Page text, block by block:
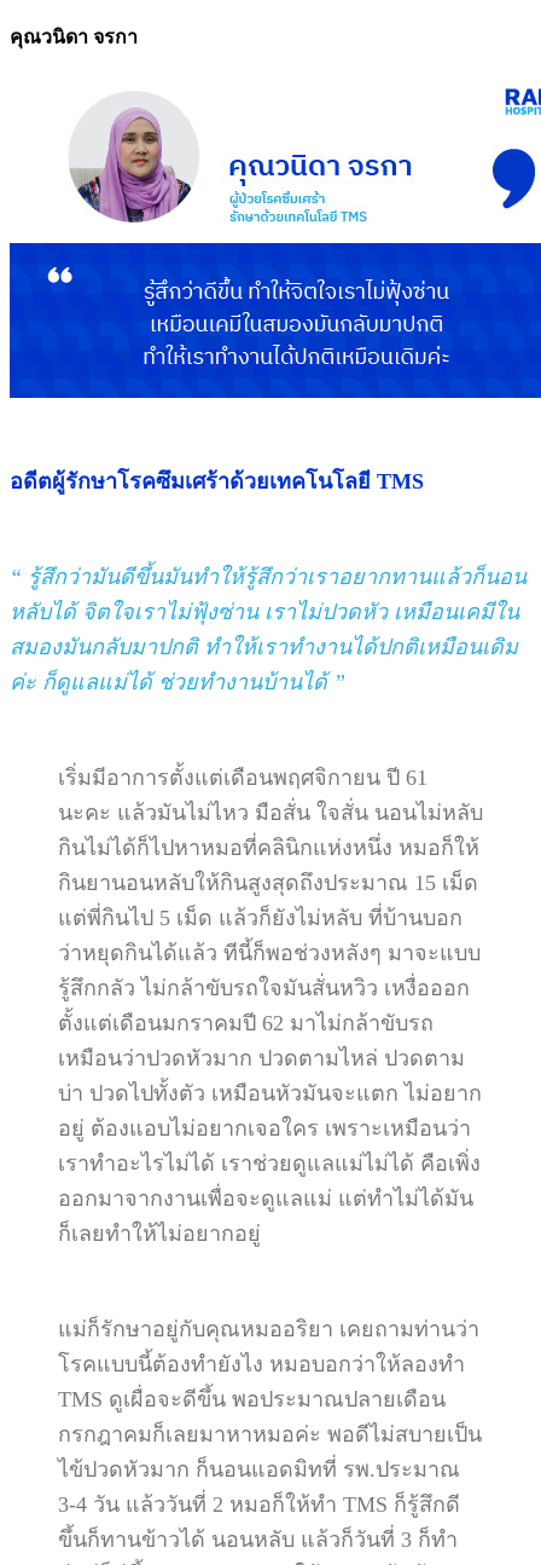
คุณวนิดา จรกา
อดีตผู้รักษาโรคซึมเศร้าด้วยเทคโนโลยี TMS
“ รู้สึกว่ามันดีขึ้นมันทำให้รู้สึกว่าเราอยากทานแล้วก็นอน
หลับได้ จิตใจเราไม่ฟุ้งซ่าน เราไม่ปวดหัว เหมือนเคมีใน
สมองมันกลับมาปกติ ทำให้เราทำงานได้ปกติเหมือนเดิม
ค่ะ ก็ดูแลแม่ได้ ช่วยทำงานบ้านได้ ”
เริ่มมีอาการตั้งแต่เดือนพฤศจิกายน ปี 61
นะคะ แล้วมันไม่ไหว มือสั่น ใจสั่น นอนไม่หลับ
กินไม่ได้ก็ไปหาหมอที่คลินิกแห่งหนึ่ง หมอก็ให้
กินยานอนหลับให้กินสูงสุดถึงประมาณ 15 เม็ด
แต่พี่กินไป 5 เม็ด แล้วก็ยังไม่หลับ ที่บ้านบอก
ว่าหยุดกินได้แล้ว ทีนี้ก็พอช่วงหลังๆ มาจะแบบ
รู้สึกกลัว ไม่กล้าขับรถใจมันสั่นหวิว เหงื่อออก
ตั้งแต่เดือนมกราคมปี 62 มาไม่กล้าขับรถ
เหมือนว่าปวดหัวมาก ปวดตามไหล่ ปวดตาม
บ่า ปวดไปทั้งตัว เหมือนหัวมันจะแตก ไม่อยาก
อยู่ ต้องแอบไม่อยากเจอใคร เพราะเหมือนว่า
เราทำอะไรไม่ได้ เราช่วยดูแลแม่ไม่ได้ คือเพิ่ง
ออกมาจากงานเพื่อจะดูแลแม่ แต่ทำไม่ได้มัน
ก็เลยทำให้ไม่อยากอยู่
แม่ก็รักษาอยู่กับคุณหมออริยา เคยถามท่านว่า
โรคแบบนี้ต้องทำยังไง หมอบอกว่าให้ลองทำ
TMS ดูเผื่อจะดีขึ้น พอประมาณปลายเดือน
กรกฎาคมก็เลยมาหาหมอค่ะ พอดีไม่สบายเป็น
ไข้ปวดหัวมาก ก็นอนแอดมิทที่ รพ.ประมาณ
3-4 วัน แล้ววันที่ 2 หมอก็ให้ทำ TMS ก็รู้สึกดี
ขึ้นก็ทานข้าวได้ นอนหลับ แล้วก็วันที่ 3 ก็ทำ